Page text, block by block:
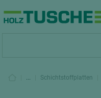
... Schichtstoffplatten